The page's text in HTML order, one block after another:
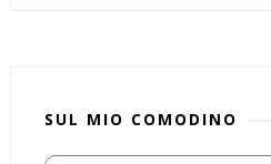
SUL MIO COMODINO